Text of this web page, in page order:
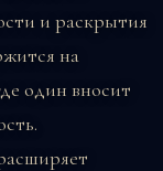
и раскрытия
на
один вносит